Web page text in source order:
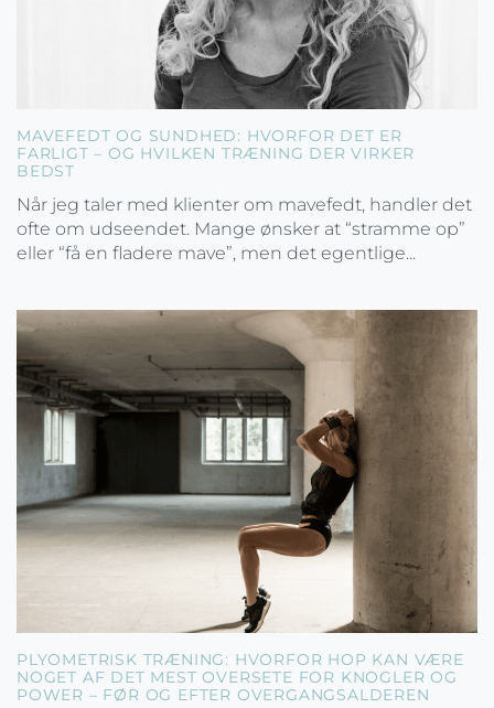
MAVEFEDT OG SUNDHED: HVORFOR DET ER
FARLIGT – OG HVILKEN TRÆNING DER VIRKER
BEDST
Når jeg taler med klienter om mavefedt, handler det
ofte om udseendet. Mange ønsker at “stramme op”
eller “få en fladere mave”, men det egentlige...
PLYOMETRISK TRÆNING: HVORFOR HOP KAN VÆRE
NOGET AF DET MEST OVERSETE FOR KNOGLER OG
POWER – FØR OG EFTER OVERGANGSALDEREN